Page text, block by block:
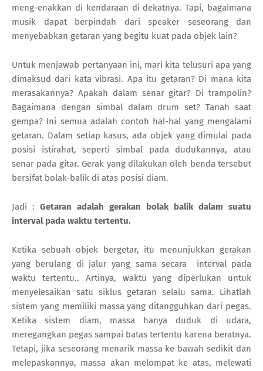
meng-enakkan di kendaraan di dekatnya. Tapi, bagaimana
musik dapat berpindah dari speaker seseorang dan
menyebabkan getaran yang begitu kuat pada objek lain?
Untuk menjawab pertanyaan ini, mari kita telusuri apa yang
dimaksud dari kata vibrasi. Apa itu getaran? Di mana kita
merasakannya? Apakah dalam senar gitar? Di trampolin?
Bagaimana dengan simbal dalam drum set? Tanah saat
gempa? Ini semua adalah contoh hal-hal yang mengalami
getaran. Dalam setiap kasus, ada objek yang dimulai pada
posisi istirahat, seperti simbal pada dudukannya, atau
senar pada gitar. Gerak yang dilakukan oleh benda tersebut
bersifat bolak-balik di atas posisi diam.
Jadi : Getaran adalah gerakan bolak balik dalam suatu
interval pada waktu tertentu.
Ketika sebuah objek bergetar, itu menunjukkan gerakan
yang berulang di jalur yang sama secara
interval pada
waktu tertentu.. Artinya, waktu yang diperlukan untuk
menyelesaikan satu siklus getaran selalu sama. Lihatlah
sistem yang memiliki massa yang ditangguhkan dari pegas.
Ketika sistem diam, massa hanya duduk di udara,
meregangkan pegas sampai batas tertentu karena beratnya.
Tetapi, jika seseorang menarik massa ke bawah sedikit dan
melepaskannya, massa akan melompat ke atas, melewati